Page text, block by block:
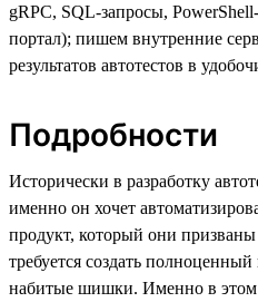
gRPC, SQL-запросы,
портал); пишем внутренние
результатов автотестов в
Подробности
Исторически в разработку
именно он хочет
продукт, который они
требуется создать
набитые шишки. Именно в этом